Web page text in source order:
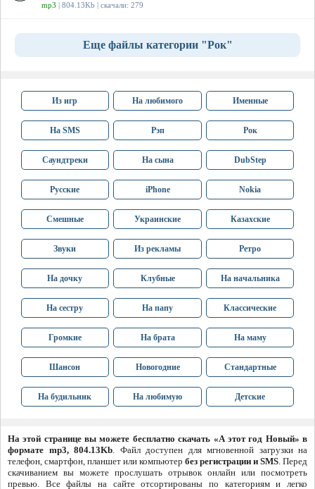
mp3 | 804.13Kb | скачали: 279
Еще файлы категории "Рок"
Из игр На любимого Именные
На SMS Рэп Рок
Саундтреки На сына DubStep
Русские iPhone Nokia
Смешные Украинские Казахские
Звуки Из рекламы Ретро
На дочку Клубные На начальника
На сестру На папу Классические
Громкие На брата На маму
Шансон Новогодние Стандартные
На будильник На любимую Детские
На этой странице вы можете бесплатно скачать «А этот год Новый» в
формате mp3, 804.13Kb. Файл доступен для мгновенной загрузки на
телефон, смартфон, планшет или компьютер без регистрации и SMS. Перед
скачиванием вы можете прослушать отрывок онлайн или посмотреть
превью. Все файлы на сайте отсортированы по категориям и легко